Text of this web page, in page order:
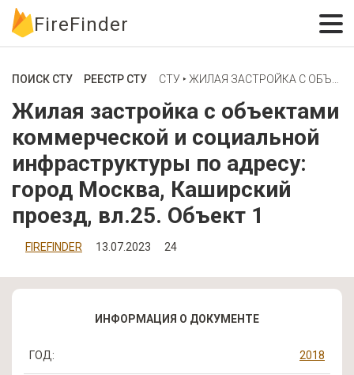
FireFinder
ПОИСК СТУ РЕЕСТР СТУ
Жилая застройка с объектами
коммерческой и социальной
инфраструктуры по адресу:
город Москва, Каширский
проезд, вл.25. Объект 1
FIREFINDER 13.07.2023 24
ИНФОРМАЦИЯ О ДОКУМЕНТЕ
ГОД: 2018